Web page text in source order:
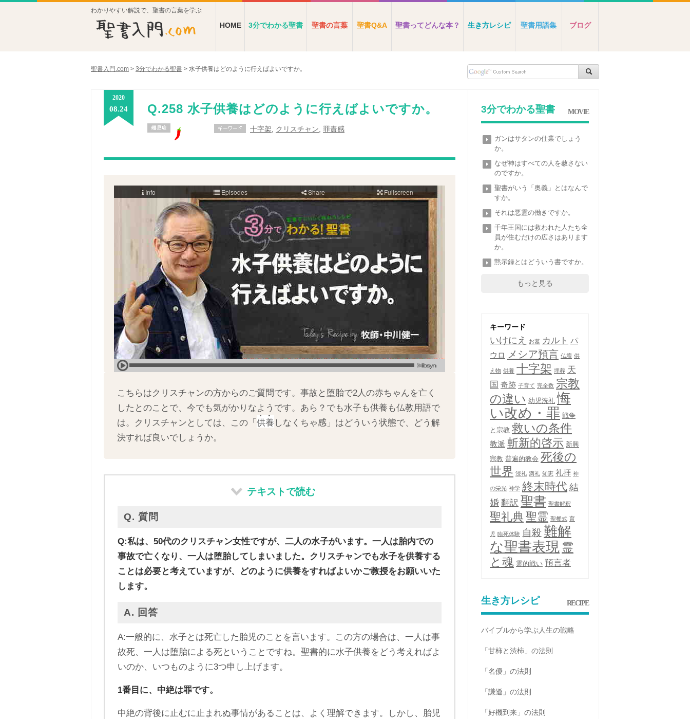
わかりやすい解説で、聖書の言葉を学ぶ
HOME 3分でわかる聖書 聖書の言葉 聖書Q&A 聖書ってどんな本？ 生き方レシピ 聖書用語集 ブログ
聖書入門.com > 3分でわかる聖書 > 水子供養はどのように行えばよいですか。
2020
08.24 Q.258 水子供養はどのように行えばよいですか。
十字架 クリスチャン 罪責感
こちらはクリスチャンの方からのご質問です。事故と堕胎で2人の赤ちゃんを亡く
したとのことで、今でも気がかりなようです。あら？でも水子も供養も仏教用語で
は。クリスチャンとしては、この「 供養 しなくちゃ感」はどういう状態で、どう解
決すれば良いでしょうか。
テキストで読む
Q. 質問
Q:私は、50代のクリスチャン女性ですが、二人の水子がいます。一人は胎内での
事故で亡くなり、一人は堕胎してしまいました。クリスチャンでも水子を供養する
ことは必要と考えていますが、どのように供養をすればよいかご教授をお願いいた
します。
A. 回答
A:一般的に、水子とは死亡した胎児のことを言います。この方の場合は、一人は事
故死、一人は堕胎による死ということですね。聖書的に水子供養をどう考えればよ
いのか、いつものように3つ申し上げます。
1番目に、中絶は罪です。
中絶の背後に止むに止まれぬ事情があることは、よく理解できます。しかし、胎児
3分でわかる聖書 MOVIE
ガンはサタンの仕業でしょう
か。
なぜ神はすべての人を赦さない
のですか。
聖書がいう「奥義」とはなんで
すか。
それは悪霊の働きですか。
千年王国には救われた人たち全
員が住むだけの広さはあります
か。
黙示録とはどういう書ですか。
もっと見る
キーワード
いけにえ お墓 カルト パ
ウロ
メシア預言 仏壇 供
え物 供養 十字架 埋葬 天
国 奇跡 子育て 完全数 宗教
の違い 幼児洗礼 悔
い改め・罪 戦争
と宗教 救いの条件
教派 斬新的啓示 新興
宗教 普遍的教会 死後の
世界 浸礼 滴礼 知恵 礼拝 神
の栄光 神学 終末時代 結
婚 翻訳 聖書 聖書解釈
聖礼典 聖霊 聖餐式 育
児 臨死体験 自殺 難解
な聖書表現 霊
と魂 霊的戦い 預言者
生き方レシピ RECIPE
バイブルから学ぶ人生の戦略
「甘柿と渋柿」の法則
「名優」の法則
「謙遜」の法則
「好機到来」の法則